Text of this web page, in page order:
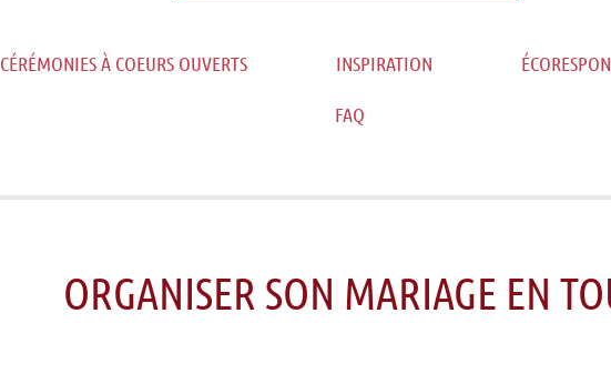
CÉRÉMONIES À COEURS OUVERTS INSPIRATION
FAQ
ORGANISER SON MARIAGE EN